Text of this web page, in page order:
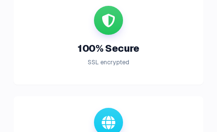
100% Secure
SSL encrypted